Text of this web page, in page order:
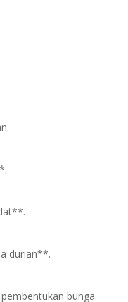
durian**.
bunga.